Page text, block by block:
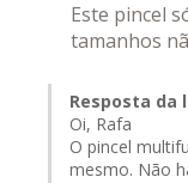
Este pincel
tamanhos
Resposta da
Oi, Rafa
O pincel
mesmo. Não